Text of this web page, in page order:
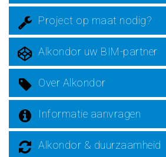
Project op maat nodig?
Alkondor uw BIM-partner
Over Alkondor
Informatie aanvragen
Alkondor & duurzaamheid